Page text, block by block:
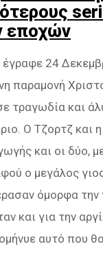
εποχών
έγραφε 24
παραμονή
τραγωδία και
Ο Τζορτζ και η
και οι δύο,
ο μεγάλος
όμορφα την
και για την
αυτό που